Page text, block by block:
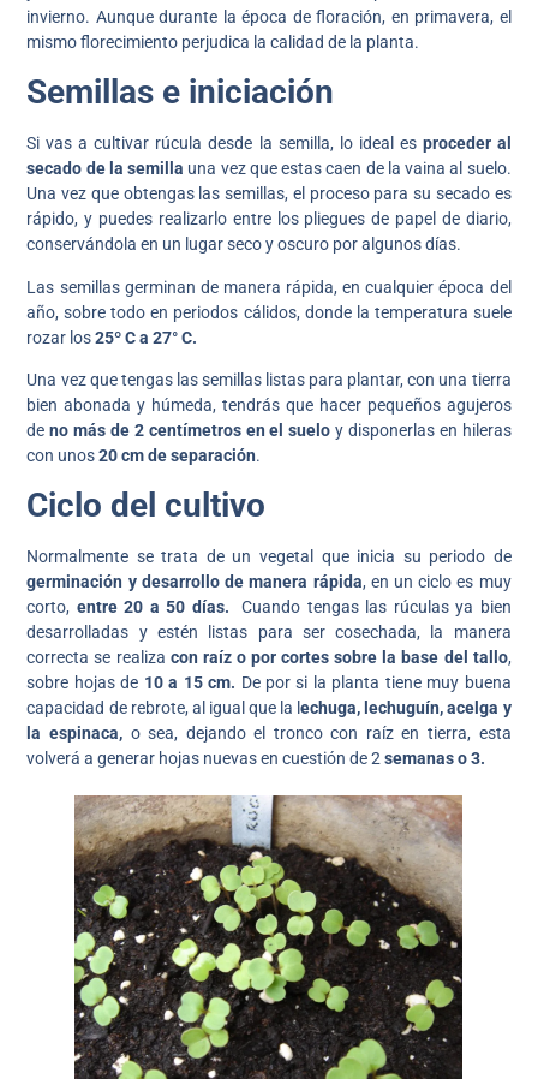
invierno. Aunque durante la época de floración, en primavera, el
mismo florecimiento perjudica la calidad de la planta.
Semillas e iniciación
Si vas a cultivar rúcula desde la semilla, lo ideal es proceder al
secado de la semilla una vez que estas caen de la vaina al suelo.
Una vez que obtengas las semillas, el proceso para su secado es
rápido, y puedes realizarlo entre los pliegues de papel de diario,
conservándola en un lugar seco y oscuro por algunos días.
Las semillas germinan de manera rápida, en cualquier época del
año, sobre todo en periodos cálidos, donde la temperatura suele
rozar los25º C a 27° C.
Una vez que tengas las semillas listas para plantar, con una tierra
bien abonada y húmeda, tendrás que hacer pequeños agujeros
deno más de 2 centímetros en el suelo y disponerlas en hileras
con unos20 cm de separación.
Ciclo del cultivo
Normalmente se trata de un vegetal que inicia su periodo de
germinación y desarrollo de manera rápida, en un ciclo es muy
corto, entre 20 a 50 días.
Cuando tengas las rúculas ya bien
desarrolladas y estén listas para ser cosechada, la manera
correcta se realiza con raíz o por cortes sobre la base del tallo,
sobre hojas de 10 a 15 cm. De por si la planta tiene muy buena
capacidad de rebrote, al igual que la lechuga, lechuguín, acelga y
la espinaca,o sea, dejando el tronco con raíz en tierra, esta
volverá a generar hojas nuevas en cuestión de 2semanas o 3.